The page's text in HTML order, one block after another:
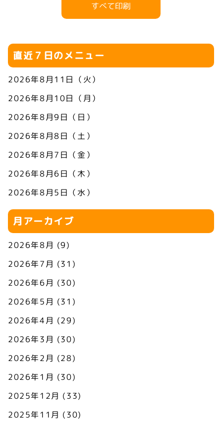
すべて印刷
直近７日のメニュー
2026年8月11日（火）
2026年8月10日（月）
2026年8月9日（日）
2026年8月8日（土）
2026年8月7日（金）
2026年8月6日（木）
2026年8月5日（水）
月アーカイブ
2026年8月 (9)
2026年7月 (31)
2026年6月 (30)
2026年5月 (31)
2026年4月 (29)
2026年3月 (30)
2026年2月 (28)
2026年1月 (30)
2025年12月 (33)
2025年11月 (30)